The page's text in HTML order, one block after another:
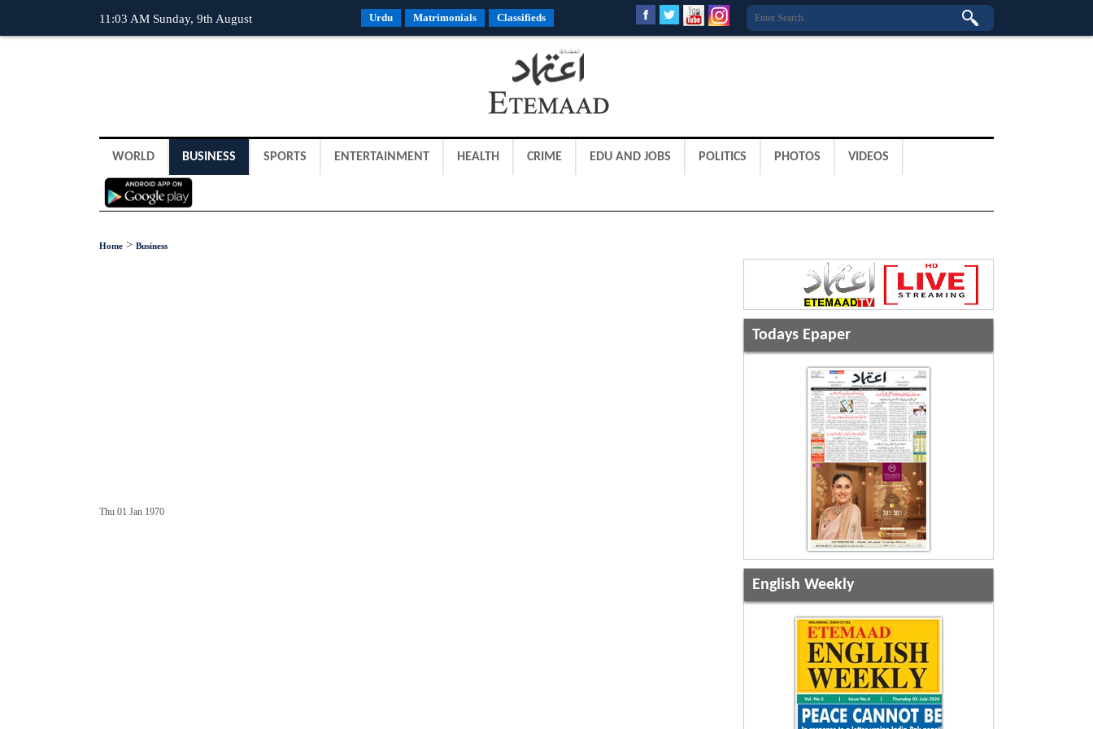
11:03 AM Sunday, 9th August Urdu Matrimonials Classifieds
WORLD BUSINESS SPORTS ENTERTAINMENT HEALTH CRIME EDU AND JOBS POLITICS PHOTOS VIDEOS
Home > Business
Thu 01 Jan 1970
Todays Epaper
English Weekly